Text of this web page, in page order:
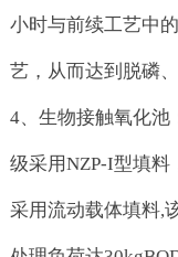
小时与前续工艺中
艺，从而达到脱磷
4、生物接触氧化池
级采用NZP-I型填料
采用流动载体填料,